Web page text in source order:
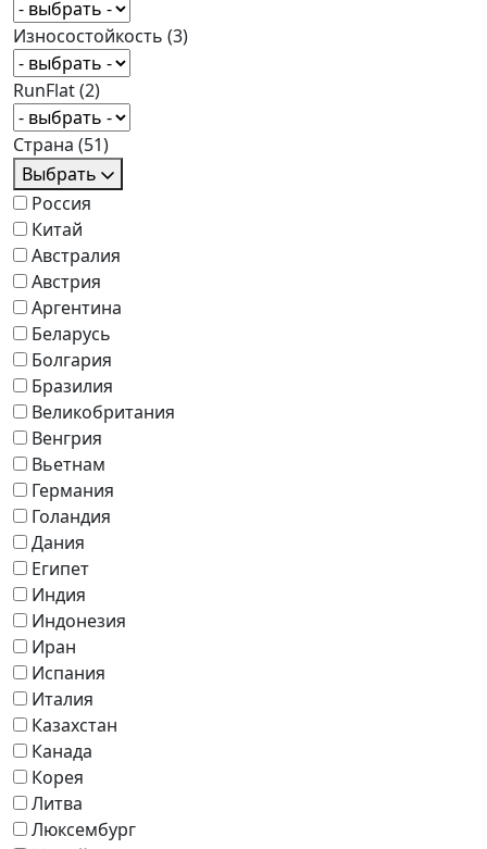
Износостойкость (3)
RunFlat(2)
Страна (51)
Выбрать
Россия
Китай
Австралия
Австрия
Аргентина
Беларусь
Болгария
Бразилия
Великобритания
Венгрия
Вьетнам
Германия
Голандия
Дания
Египет
Индия
Индонезия
Иран
Испания
Италия
Казахстан
Канада
Корея
Литва
Люксембург